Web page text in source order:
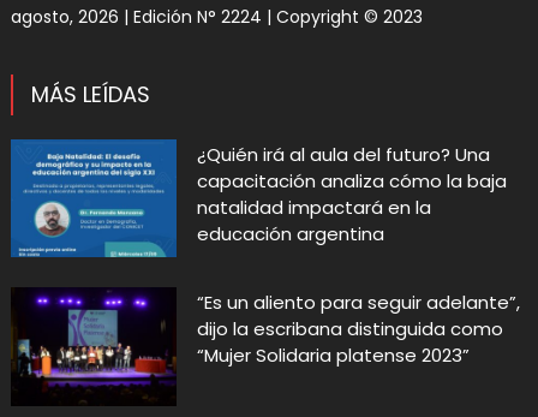
agosto, 2026 | Edición N° 2224 | Copyright © 2023
MÁS LEÍDAS
¿Quién irá al aula del futuro? Una
capacitación analiza cómo la baja
natalidad impactará en la
educación argentina
“Es un aliento para seguir adelante”,
dijo la escribana distinguida como
“Mujer Solidaria platense 2023”